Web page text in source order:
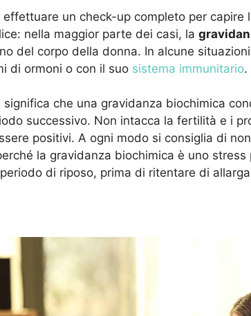
effettuare un check-up completo per capire
nella maggior parte dei casi, la
del corpo della donna. In alcune
di ormoni o con il suo sistema immunitario.
significa che una gravidanza biochimica
successivo. Non intacca la fertilità e i
positivi. A ogni modo si consiglia di
la gravidanza biochimica è uno stress
di riposo, prima di ritentare di